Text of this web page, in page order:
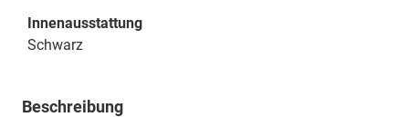
Innenausstattung
Schwarz
Beschreibung